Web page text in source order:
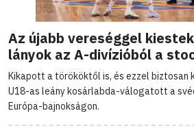
Az újabb vereséggel
lányok az A-divízióból a
Kikapott a törököktől is, és ezzel biztosan
U18-as leány kosárlabda-válogatott a
Európa-bajnokságon.